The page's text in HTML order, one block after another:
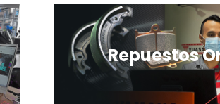
Repuestos